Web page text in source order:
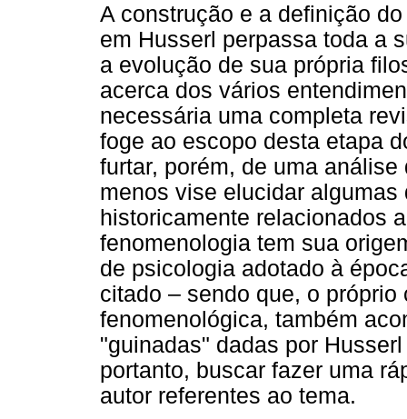
A construção e a definição
em Husserl perpassa toda a
a evolução de sua própria
acerca dos vários
necessária uma completa
foge ao escopo desta etapa
furtar, porém, de uma
menos vise elucidar
historicamente relacionados
fenomenologia tem sua
de psicologia adotado à
citado – sendo que, o
fenomenológica, também
"guinadas" dadas por
portanto, buscar fazer uma
autor referentes ao tema.